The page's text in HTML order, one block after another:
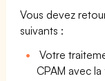
Vous devez
suivants :
Votre
CPAM avec